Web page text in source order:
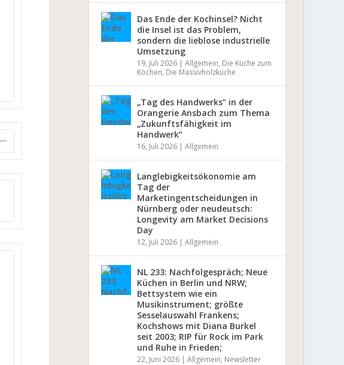
Das Ende der Kochinsel? Nicht
die Insel ist das Problem,
sondern die lieblose industrielle
Umsetzung
19, Juli 2026| Allgemein, Die Küche zum
Kochen, Die Massivholzküche
„Tag des Handwerks“ in der
Orangerie Ansbach zum Thema
„Zukunftsfähigkeit im
Handwerk“
16, Juli 2026| Allgemein
Langlebigkeitsökonomie am
Tag der
Marketingentscheidungen in
Nürnberg oder neudeutsch:
Longevity am Market Decisions
Day
12, Juli 2026| Allgemein
NL 233: Nachfolgespräch; Neue
Küchen in Berlin und NRW;
Bettsystem wie ein
Musikinstrument; größte
Sesselauswahl Frankens;
Kochshows mit Diana Burkel
seit 2003; RIP für Rock im Park
und Ruhe in Frieden;
22, Juni 2026| Allgemein, Newsletter